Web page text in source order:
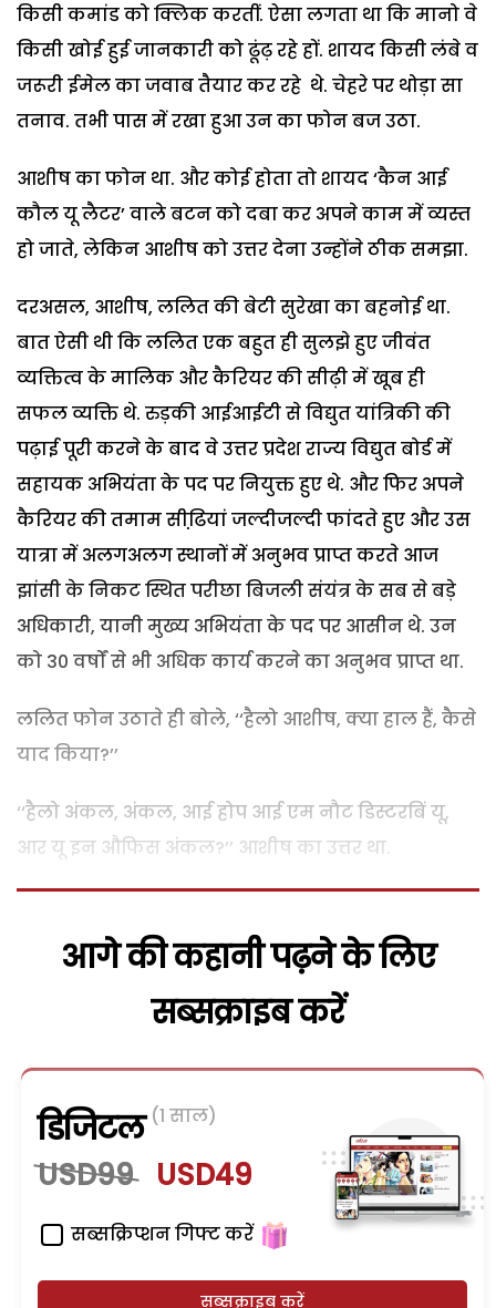
किसी कमांड को क्लिक करतीं. ऐसा लगता था कि मानो वे
किसी खोई हुई जानकारी को ढूंढ़ रहे हों. शायद किसी लंबे व
जरूरी ईमेल का जवाब तैयार कर रहे थे. चेहरे पर थोड़ा सा
तनाव. तभी पास में रखा हुआ उन का फोन बज उठा.
आशीष का फोन था. और कोई होता तो शायद ‘कैन आई
कौल यू लैटर’ वाले बटन को दबा कर अपने काम में व्यस्त
हो जाते, लेकिन आशीष को उत्तर देना उन्होंने ठीक समझा.
दरअसल, आशीष, ललित की बेटी सुरेखा का बहनोई था.
बात ऐसी थी कि ललित एक बहुत ही सुलझे हुए जीवंत
व्यक्तित्व के मालिक और कैरियर की सीढ़ी में खूब ही
सफल व्यक्ति थे. रुड़की आईआईटी से विद्युत यांत्रिकी की
पढ़ाई पूरी करने के बाद वे उत्तर प्रदेश राज्य विद्युत बोर्ड में
सहायक अभियंता के पद पर नियुक्त हुए थे. और फिर अपने
कैरियर की तमाम सीढि़यां जल्दीजल्दी फांदते हुए और उस
यात्रा में अलगअलग स्थानों में अनुभव प्राप्त करते आज
झांसी के निकट स्थित परीछा बिजली संयंत्र के सब से बड़े
अधिकारी, यानी मुख्य अभियंता के पद पर आसीन थे. उन
को 30 वर्षों से भी अधिक कार्य करने का अनुभव प्राप्त था.
ललित फोन उठाते ही बोले, ‘‘हैलो आशीष, क्या हाल हैं, कैसे
याद किया?’’
‘‘हैलो अंकल, अंकल, आई होप आई एम नौट डिस्टरबिं यू,
आर यू इन औफिस अंकल?’’ आशीष का उत्तर था.
आगे की कहानी पढ़ने के लिए
सब्सक्राइब करें
डिजिटल (1 साल)
USD99 USD49
सब्सक्रिप्शन गिफ्ट करें
सब्सक्राइब करें